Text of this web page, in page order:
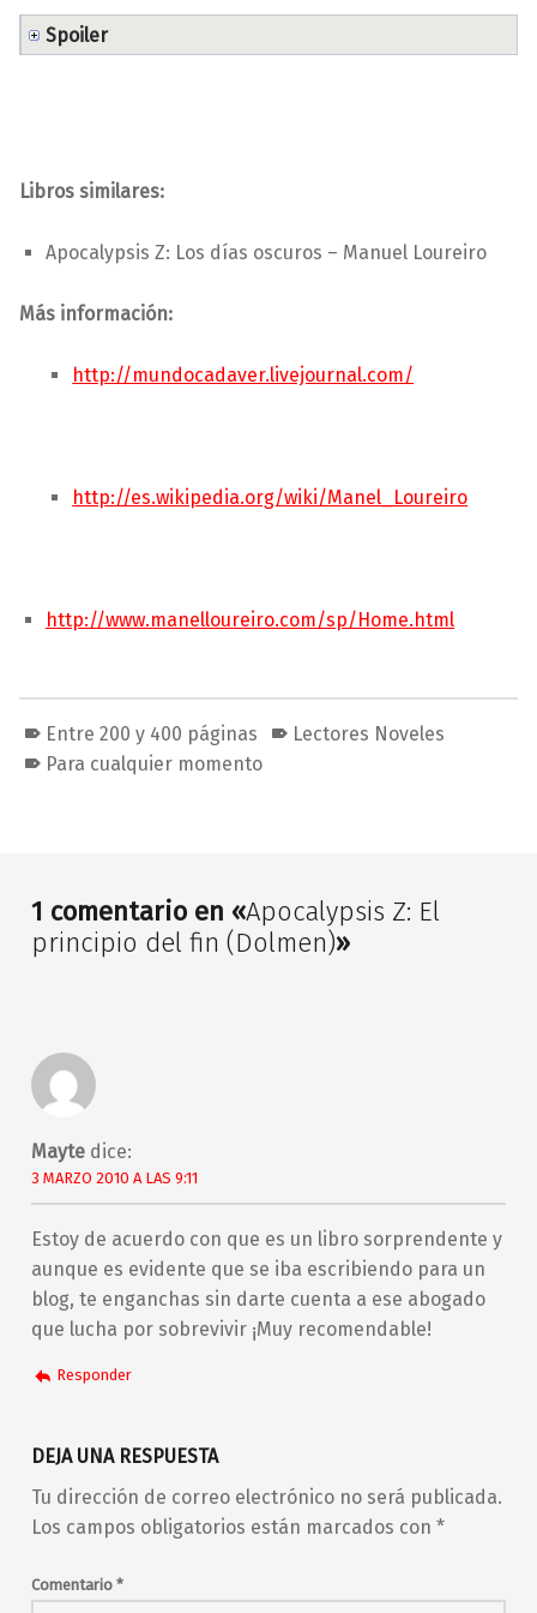
Spoiler
Libros similares:
Apocalypsis Z: Los días oscuros – Manuel Loureiro
Más información:
http://mundocadaver.livejournal.com/
http://es.wikipedia.org/wiki/Manel_Loureiro
http://www.manelloureiro.com/sp/Home.html
Entre 200 y 400 páginas
Lectores Noveles
Para cualquier momento
1 comentario en «Apocalypsis Z: El
principio del fin (Dolmen)»
Mayte dice:
3 MARZO 2010 A LAS 9:11
Estoy de acuerdo con que es un libro sorprendente y
aunque es evidente que se iba escribiendo para un
blog, te enganchas sin darte cuenta a ese abogado
que lucha por sobrevivir ¡Muy recomendable!
Responder
DEJA UNA RESPUESTA
Tu dirección de correo electrónico no será publicada.
Los campos obligatorios están marcados con *
Comentario *